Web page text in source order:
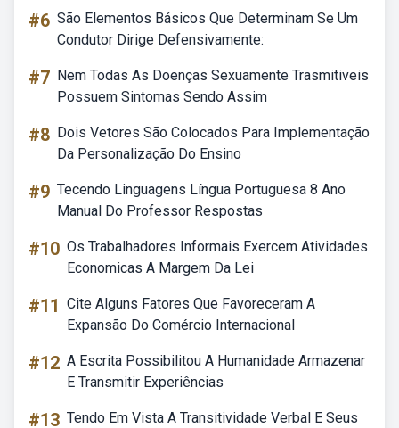
#6 São Elementos Básicos Que Determinam Se Um
Condutor Dirige Defensivamente:
#7 Nem Todas As Doenças Sexuamente Trasmitiveis
Possuem Sintomas Sendo Assim
#8 Dois Vetores São Colocados Para Implementação
Da Personalização Do Ensino
#9 Tecendo Linguagens Língua Portuguesa 8 Ano
Manual Do Professor Respostas
#10 Os Trabalhadores Informais Exercem Atividades
Economicas A Margem Da Lei
#11 Cite Alguns Fatores Que Favoreceram A
Expansão Do Comércio Internacional
#12 A Escrita Possibilitou A Humanidade Armazenar
E Transmitir Experiências
#13 Tendo Em Vista A Transitividade Verbal E Seus